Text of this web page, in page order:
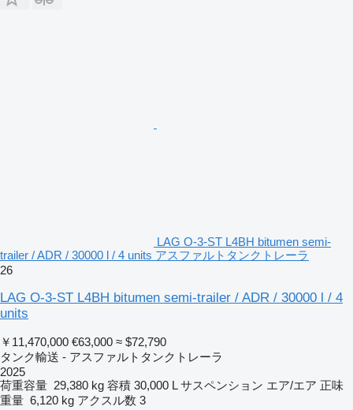
LAG O-3-ST L4BH bitumen semi-
trailer / ADR / 30000 l / 4 units アスファルトタンクトレーラ
26
LAG O-3-ST L4BH bitumen semi-trailer / ADR / 30000 l / 4
units
￥11,470,000 €63,000 ≈ $72,790
タンク輸送 - アスファルトタンクトレーラ
2025
荷重容量 29,380 kg 容積 30,000 L サスペンション エア/エア 正味
重量 6,120 kg アクスル数 3